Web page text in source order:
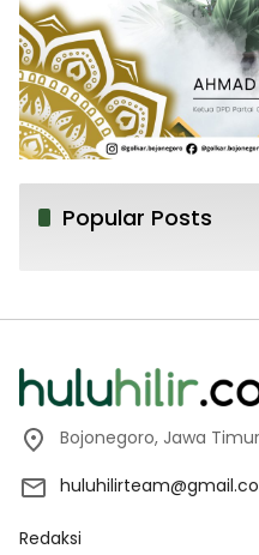
Popular Posts
Bojonegoro, Jawa
Redaksi